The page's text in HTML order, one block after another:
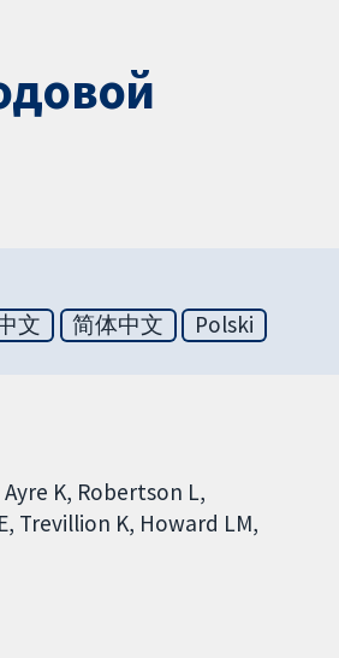
文 简体中文 Polski
Ayre K Robertson L
Trevillion K Howard LM